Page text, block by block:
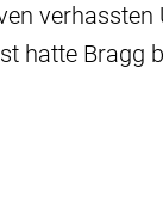
hatte Bragg